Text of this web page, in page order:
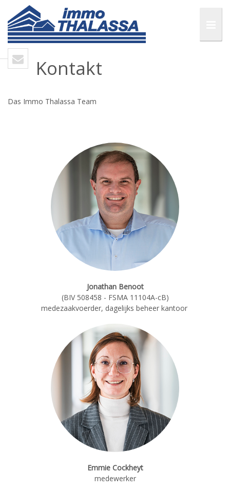
Kontakt
Das Immo Thalassa Team
Jonathan Benoot
(BIV 508458 - FSMA 11104A-cB)
medezaakvoerder, dagelijks beheer kantoor
Emmie Cockheyt
medewerker